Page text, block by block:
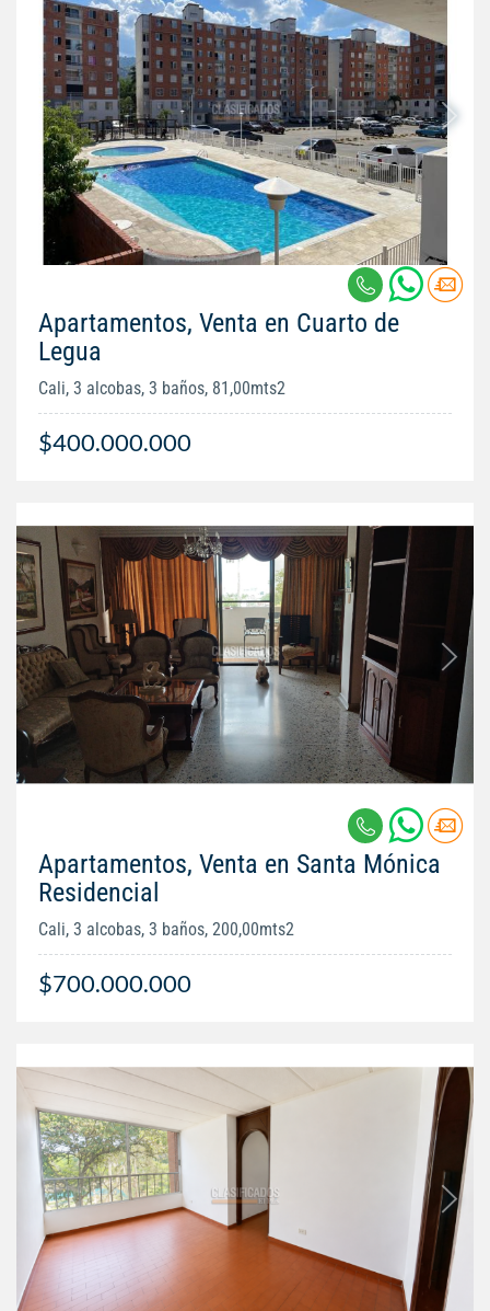
Apartamentos, Venta en Cuarto de
Legua
Cali, 3 alcobas, 3 baños, 81,00mts2
$400.000.000
Apartamentos, Venta en Santa Mónica
Residencial
Cali, 3 alcobas, 3 baños, 200,00mts2
$700.000.000